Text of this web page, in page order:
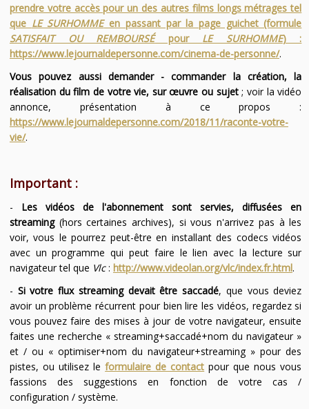
prendre votre accès pour un des autres films longs métrages tel
que LE SURHOMMEen passant par la page guichet (formule
SATISFAIT OU REMBOURSÉpour LE SURHOMME) :
https://www.lejournaldepersonne.com/cinema-de-personne/.
Vous pouvez aussi demander - commander la création, la
réalisation du film de votre vie, sur œuvre ou sujet; voir la vidéo
annonce, présentation à ce propos :
https://www.lejournaldepersonne.com/2018/11/raconte-votre-
vie/.
Important :
- Les vidéos de l'abonnement sont servies, diffusées en
streaming(hors certaines archives), si vous n'arrivez pas à les
voir, vous le pourrez peut-être en installant des codecs vidéos
avec un programme qui peut faire le lien avec la lecture sur
navigateur tel que Vlc: http://www.videolan.org/vlc/index.fr.html.
- Si votre flux streaming devait être saccadé, que vous deviez
avoir un problème récurrent pour bien lire les vidéos, regardez si
vous pouvez faire des mises à jour de votre navigateur, ensuite
faites une recherche « streaming+saccadé+nom du navigateur »
et / ou « optimiser+nom du navigateur+streaming » pour des
pistes, ou utilisez leformulaire de contact pour que nous vous
fassions des suggestions en fonction de votre cas /
configuration / système.